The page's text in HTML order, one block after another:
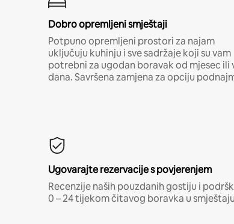
Dobro opremljeni smještaji
Potpuno opremljeni prostori za najam
uključuju kuhinju i sve sadržaje koji su vam
potrebni za ugodan boravak od mjesec ili
dana. Savršena zamjena za opciju
Ugovarajte rezervacije s povjerenjem
Recenzije naših pouzdanih gostiju i
0 – 24 tijekom čitavog boravka u